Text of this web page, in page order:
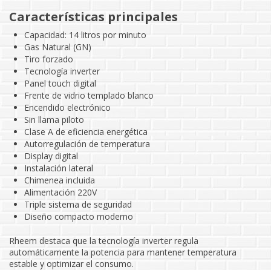
Características principales
Capacidad: 14 litros por minuto
Gas Natural (GN)
Tiro forzado
Tecnología inverter
Panel touch digital
Frente de vidrio templado blanco
Encendido electrónico
Sin llama piloto
Clase A de eficiencia energética
Autorregulación de temperatura
Display digital
Instalación lateral
Chimenea incluida
Alimentación 220V
Triple sistema de seguridad
Diseño compacto moderno
Rheem destaca que la tecnología inverter regula
automáticamente la potencia para mantener temperatura
estable y optimizar el consumo.